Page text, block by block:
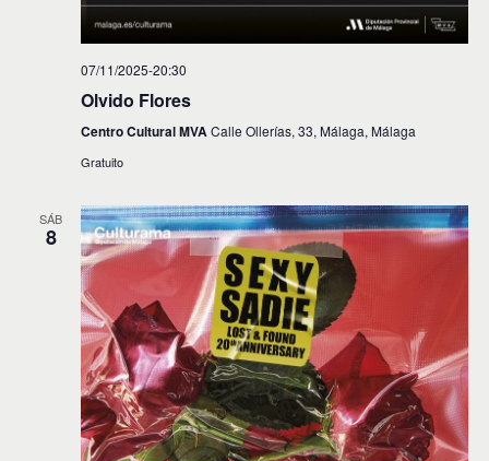
07/11/2025-20:30
Olvido Flores
Centro Cultural MVACalle Ollerías, 33, Málaga, Málaga
Gratuito
SÁB
8